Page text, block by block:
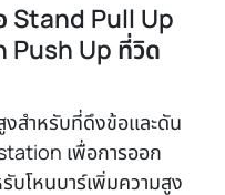
Stand Pull Up
Push Up ที่วิด
งสำหรับที่ดึงข้อและดัน
เพื่อการออก
บโหนบาร์เพิ่มความสูง